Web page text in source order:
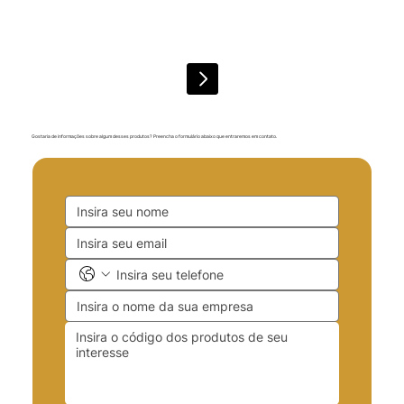
Gostaria de informações sobre algum desses produtos? Preencha o formulário abaixo que entraremos em contato.